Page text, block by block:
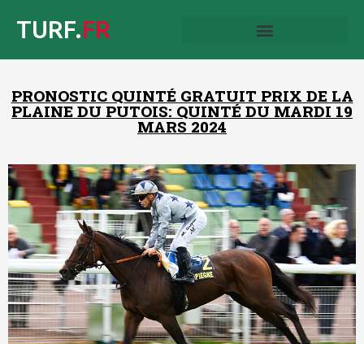
TURF.FR
PRONOSTIC QUINTÉ GRATUIT PRIX DE LA
PLAINE DU PUTOIS: QUINTÉ DU MARDI 19
MARS 2024